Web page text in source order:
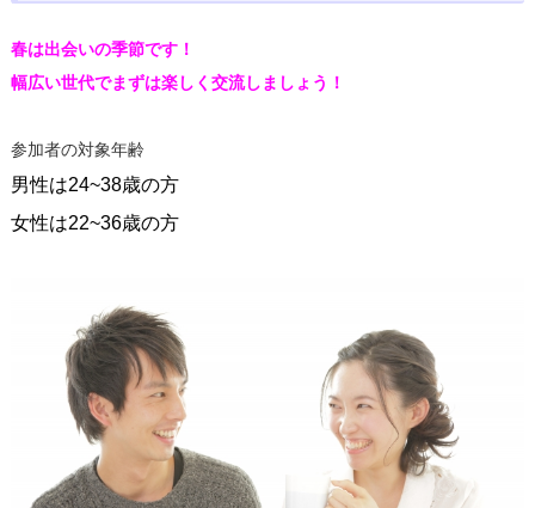
春は出会いの季節です！
幅広い世代でまずは楽しく交流しましょう！
参加者の対象年齢
男性は24~38歳の方
女性は22~36歳の方